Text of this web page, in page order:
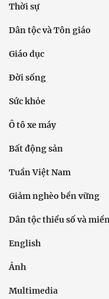
Thời sự
Dân tộc và Tôn giáo
Giáo dục
Đời sống
Sức khỏe
Ô tô xe máy
Bất động sản
Tuần Việt Nam
Giảm nghèo bền vững
Dân tộc thiểu số và
English
Ảnh
Multimedia